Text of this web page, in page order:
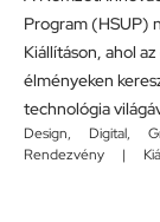
Program (HSUP)
Kiállításon, ahol
élményeken
technológia
Design, Digital,
Rendezvény |